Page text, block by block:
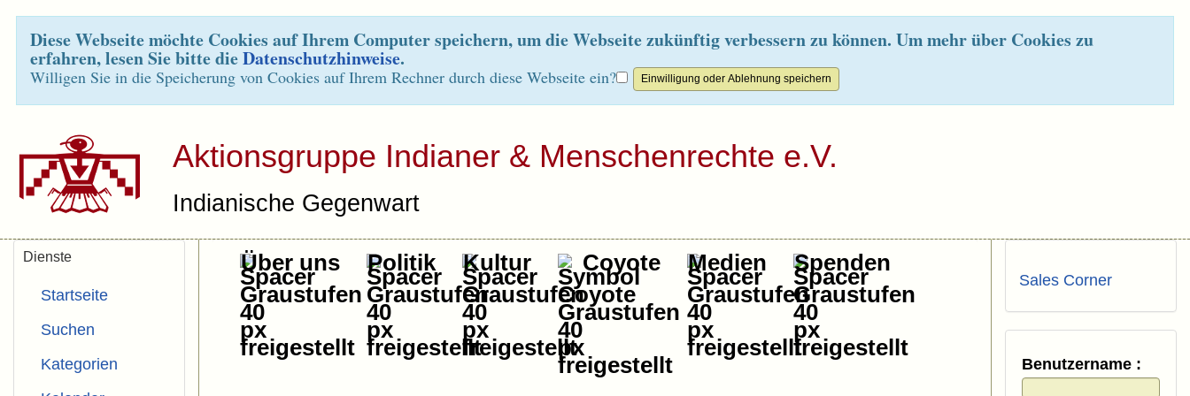
Diese Webseite möchte Cookies auf Ihrem Computer speichern, um die Webseite zukünftig verbessern zu können. Um mehr über Cookies zu
erfahren, lesen Sie bitte dieDatenschutzhinweise.
Willigen Sie in die Speicherung von Cookies auf Ihrem Rechner durch diese Webseite ein?
Aktionsgruppe Indianer & Menschenrechte e.V.
Indianische Gegenwart
Über uns Politik Kultur Coyote Medien Spenden
Dienste
Startseite
Suchen
Kategorien
Sales Corner
Benutzername :